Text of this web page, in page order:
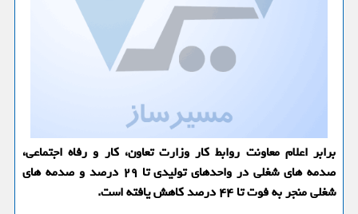
برابر اعلام معاونت روابط کار وزارت تعاون، کار و رفاه اجتماعی،
صدمه های شغلی در واحدهای تولیدی تا ۲۹ درصد و صدمه های
شغلی منجر به فوت تا ۴۴ درصد کاهش یافته است.